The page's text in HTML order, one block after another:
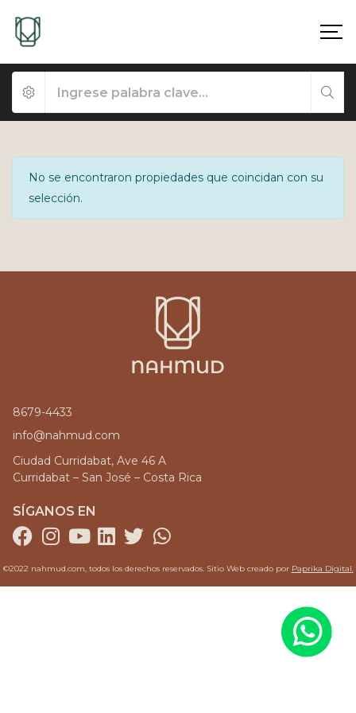
No se encontraron propiedades que coincidan con su
selección.
SÍGANOS EN
8679-4433
info@nahmud.com
Ciudad Curridabat, Ave 46 A
Curridabat – San José – Costa Rica
©2022 nahmud.com, todos los derechos reservados. Sitio Web creado por Paprika Digital.